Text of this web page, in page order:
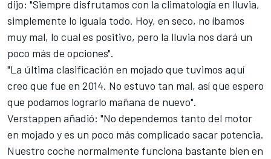
dijo: "Siempre disfrutamos con la climatología en lluvia,
simplemente lo iguala todo. Hoy, en seco, no íbamos
muy mal, lo cual es positivo, pero la lluvia nos dará un
poco más de opciones".
"La última clasificación en mojado que tuvimos aquí
creo que fue en 2014. No estuvo tan mal, así que espero
que podamos lograrlo mañana de nuevo".
Verstappen añadió: "No dependemos tanto del motor
en mojado y es un poco más complicado sacar potencia.
Nuestro coche normalmente funciona bastante bien en